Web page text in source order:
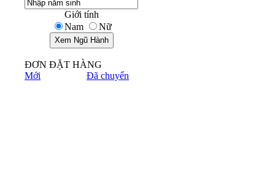
Giới tính
Nam
Nữ
ĐƠN ĐẶT HÀNG
Mới
Đã chuyển